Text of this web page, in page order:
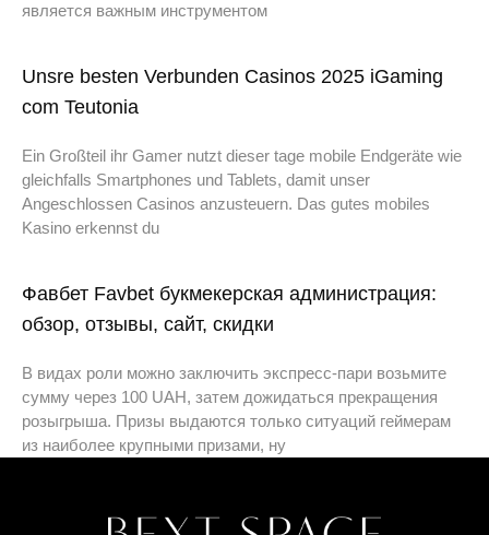
является важным инструментом
Unsre besten Verbunden Casinos 2025 iGaming
com Teutonia
Ein Großteil ihr Gamer nutzt dieser tage mobile Endgeräte wie
gleichfalls Smartphones und Tablets, damit unser
Angeschlossen Casinos anzusteuern. Das gutes mobiles
Kasino erkennst du
Фавбет Favbet букмекерская администрация:
обзор, отзывы, сайт, скидки
В видах роли можно заключить экспресс-пари возьмите
сумму через 100 UAH, затем дожидаться прекращения
розыгрыша. Призы выдаются только ситуаций геймерам
из наиболее крупными призами, ну